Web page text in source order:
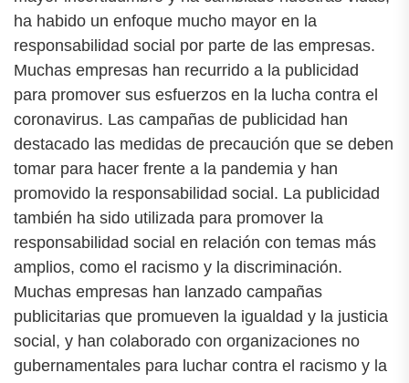
ha habido un enfoque mucho mayor en la
responsabilidad social por parte de las empresas.
Muchas empresas han recurrido a la publicidad
para promover sus esfuerzos en la lucha contra el
coronavirus. Las campañas de publicidad han
destacado las medidas de precaución que se deben
tomar para hacer frente a la pandemia y han
promovido la responsabilidad social. La publicidad
también ha sido utilizada para promover la
responsabilidad social en relación con temas más
amplios, como el racismo y la discriminación.
Muchas empresas han lanzado campañas
publicitarias que promueven la igualdad y la justicia
social, y han colaborado con organizaciones no
gubernamentales para luchar contra el racismo y la